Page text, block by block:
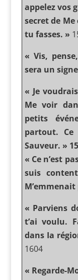
appelez vos
secret de
tu fasses. »
« Vis,
sera un
« Je
Me voir
petits
partout.
Sauveur. »
« Ce n’est
suis
« Parviens
t’ai voulu.
dans Ia
1604
« Regarde-